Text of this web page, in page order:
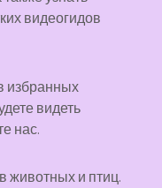
видеогидов
избранных
видеть
нас.
животных и птиц.